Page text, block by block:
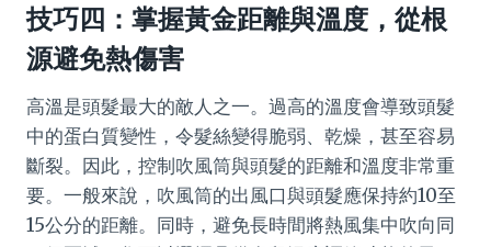
技巧四：掌握黃金距離與溫度，從根
源避免熱傷害
高溫是頭髮最大的敵人之一。過高的溫度會導致頭髮
中的蛋白質變性，令髮絲變得脆弱、乾燥，甚至容易
斷裂。因此，控制吹風筒與頭髮的距離和溫度非常重
要。一般來說，吹風筒的出風口與頭髮應保持約10至
15公分的距離。同時，避免長時間將熱風集中吹向同